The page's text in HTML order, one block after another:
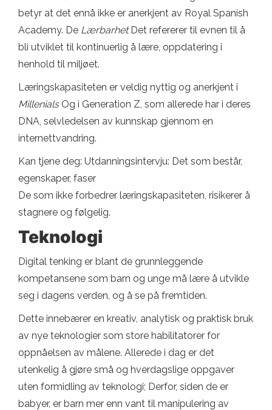
betyr at det ennå ikke er anerkjent av Royal Spanish
Academy. De LærbarhetDet refererer til evnen til å
bli utviklet til kontinuerlig å lære, oppdatering i
henhold til miljøet.
Læringskapasiteten er veldig nyttig og anerkjent i
MillenialsOg i Generation Z, som allerede har i deres
DNA, selvledelsen av kunnskap gjennom en
internettvandring.
Kan tjene deg: Utdanningsintervju: Det som består,
egenskaper, faser
De som ikke forbedrer læringskapasiteten, risikerer å
stagnere og følgelig.
Teknologi
Digital tenking er blant de grunnleggende
kompetansene som barn og unge må lære å utvikle
seg i dagens verden, og å se på fremtiden.
Dette innebærer en kreativ, analytisk og praktisk bruk
av nye teknologier som store habilitatorer for
oppnåelsen av målene. Allerede i dag er det
utenkelig å gjøre små og hverdagslige oppgaver
uten formidling av teknologi; Derfor, siden de er
babyer, er barn mer enn vant til manipulering av